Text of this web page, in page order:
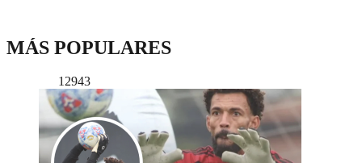
MÁS POPULARES
12943